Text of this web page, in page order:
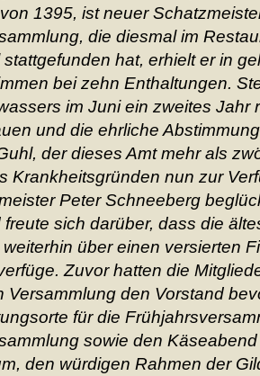
1395, ist neuer
die diesmal im
hat, erhielt er in
bei zehn Enthaltungen.
im Juni ein zweites Jahr
und die ehrliche
der dieses Amt mehr als
Krankheitsgründen nun zur
Peter Schneeberg
freute sich darüber, dass die
über einen versierten
Zuvor hatten die
Versammlung den Vorstand
für die
sowie den
den würdigen Rahmen der